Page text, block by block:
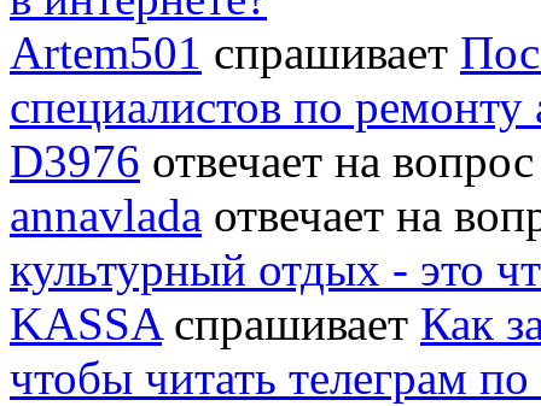
Artem501 спрашивает
специалистов по
D3976 отвечает на
annavlada отвечает на
культурный отдых - это
KASSA спрашивает Как
чтобы читать телеграм